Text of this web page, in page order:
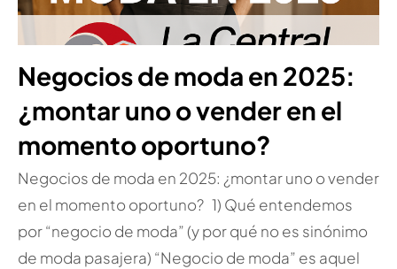
Negocios de moda en 2025:
¿montar uno o vender en el
momento oportuno?
Negocios de moda en 2025: ¿montar uno o vender
en el momento oportuno? 1) Qué entendemos
por “negocio de moda” (y por qué no es sinónimo
de moda pasajera) “Negocio de moda” es aquel